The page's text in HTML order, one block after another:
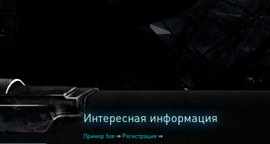
2240
Интересная информация
Пример боя ⇒ Регистрация ⇒